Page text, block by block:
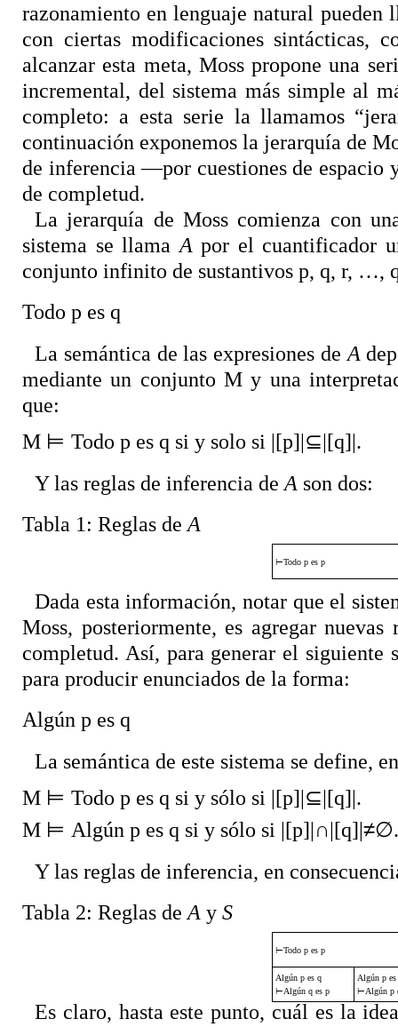
razonamiento en lenguaje natural
con ciertas modificaciones sintácticas,
alcanzar esta meta, Moss propone una
incremental, del sistema más simple al
completo: a esta serie la llamamos
continuación exponemos la jerarquía de
de inferencia —por cuestiones de espacio
de completud.
La jerarquía de Moss comienza con
sistema se llama A por el cuantificador
conjunto infinito de sustantivos p, q, r, …,
Todo p es q
La semántica de las expresiones de A
mediante un conjunto M y una
que:
M ⊨ Todo p es q si y solo si |[p]|⊆|[q]|.
Y las reglas de inferencia de A son dos:
Tabla 1: Reglas de A
⊢Todo p es p
Dada esta información, notar que el
Moss, posteriormente, es agregar
completud. Así, para generar el siguiente
para producir enunciados de la forma:
Algún p es q
La semántica de este sistema se define,
M ⊨ Todo p es q si y sólo si |[p]|⊆|[q]|.
M ⊨ Algún p es q si y sólo si |[p]|∩|[q]|≠∅.
Y las reglas de inferencia, en
Tabla 2: Reglas de A y S
⊢Todo p es p
Algún p es q
⊢Algún q es p
Algún p es
⊢Algún p
Es claro, hasta este punto, cuál es la